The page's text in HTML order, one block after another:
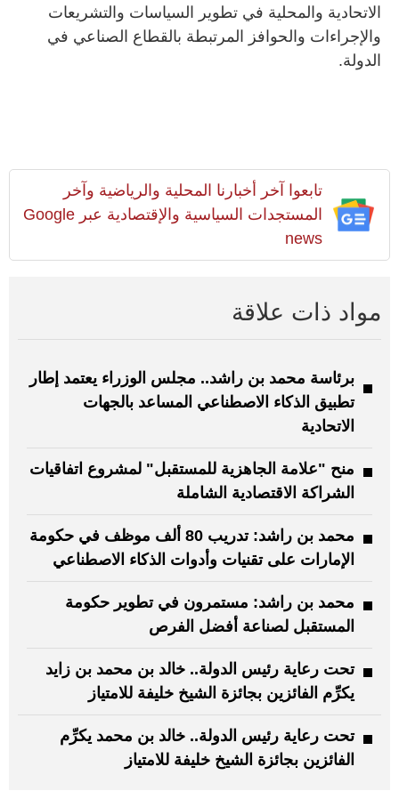
الاتحادية والمحلية في تطوير السياسات والتشريعات
والإجراءات والحوافز المرتبطة بالقطاع الصناعي في
الدولة.
تابعوا آخر أخبارنا المحلية والرياضية وآخر
المستجدات السياسية والإقتصادية عبر Google
news
مواد ذات علاقة
برئاسة محمد بن راشد.. مجلس الوزراء يعتمد إطار
تطبيق الذكاء الاصطناعي المساعد بالجهات
الاتحادية
منح "علامة الجاهزية للمستقبل" لمشروع اتفاقيات
الشراكة الاقتصادية الشاملة
محمد بن راشد: تدريب 80 ألف موظف في حكومة
الإمارات على تقنيات وأدوات الذكاء الاصطناعي
محمد بن راشد: مستمرون في تطوير حكومة
المستقبل لصناعة أفضل الفرص
تحت رعاية رئيس الدولة.. خالد بن محمد بن زايد
يكرِّم الفائزين بجائزة الشيخ خليفة للامتياز
تحت رعاية رئيس الدولة.. خالد بن محمد يكرِّم
الفائزين بجائزة الشيخ خليفة للامتياز